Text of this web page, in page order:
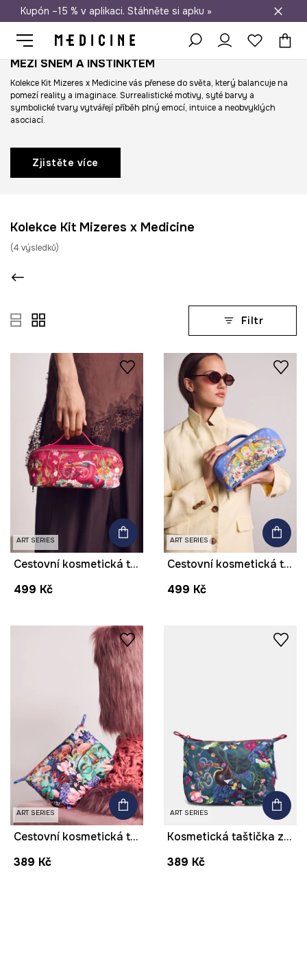
Doprava zdarma při nákupu nad 1 200 Kč
Kupón –15 % v aplikaci. Stáhněte si apku »
MEZI SNEM A INSTINKTEM
Kolekce Kit Mizeres x Medicine vás přenese do světa, který balancuje na
pomezí reality a imaginace. Surrealistické motivy, syté barvy a
symbolické tvary vytvářejí příběh plný emocí, intuice a neobvyklých
asociací.
Zjistěte více
Kolekce Kit Mizeres x Medicine
(4 výsledků)
Filtr
ART SERIES
Cestovní kosmetická taštička z imitace kůže z kolekce Kit Mizeres x Medicine
499 Kč
ART SERIES
Cestovní kosmetická taštička z imitace kůže z kolekce Kit Mizeres x Medicine
499 Kč
ART SERIES
Cestovní kosmetická taštička z kolekce Kit Mizeres x Medicine
389 Kč
ART SERIES
Kosmetická taštička z kolekce Kit Mizeres x Medicine
389 Kč